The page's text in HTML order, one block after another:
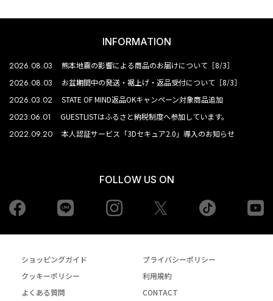
INFORMATION
2026.08.03 熊本地震の影響による商品のお届けについて［8/3］
2026.08.03 お盆期間中の発送・裾上げ・返品受付について［8/3］
2026.03.02 STATE OF MIND返品OKキャンペーン対象商品追加
2023.06.01 GUESTLISTはふるさと納税制度へ参加しています。
2022.09.20 本人認証サービス「3Dセキュア2.0」導入のお知らせ
FOLLOW US ON
Facebook Instagram tiktok
ショッピングガイド
プライバシーポリシー
クッキーポリシー
利用規約
よくある質問
CONTACT